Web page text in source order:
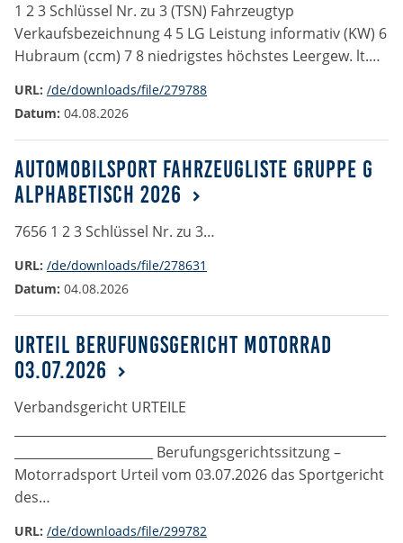
1 2 3 Schlüssel Nr. zu 3 (TSN) Fahrzeugtyp
Verkaufsbezeichnung 4 5 LG Leistung informativ (KW) 6
Hubraum (ccm) 7 8 niedrigstes höchstes Leergew. lt.…
URL: /de/downloads/file/279788
Datum: 04.08.2026
Automobilsport Fahrzeugliste Gruppe G
alphabetisch 2026
7656 1 2 3 Schlüssel Nr. zu 3…
URL: /de/downloads/file/278631
Datum: 04.08.2026
Urteil Berufungsgericht Motorrad
03.07.2026
Verbandsgericht URTEILE
______________________ Berufungsgerichtssitzung –
Motorradsport Urteil vom 03.07.2026 das Sportgericht
des…
URL: /de/downloads/file/299782
Name:
cookie_consent
Anbieter:
DMSB
Dieser Cookie speichert die gewählten Cookie-
Einstellungen.
Cookie Laufzeit:
Statistiken
Cookies, die der Sammlung von Informationen und
Erstellung von Berichten über die Website-
Besucher persönlich identifiziert werden können.
Google Analytics
_gat, _ga, _gid